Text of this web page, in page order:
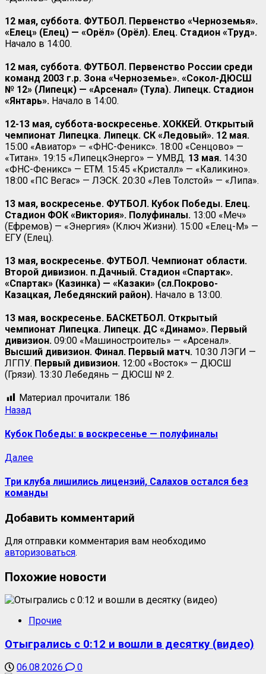
12 мая, суббота. ФУТБОЛ. Первенство «Черноземья».
«Елец» (Елец) — «Орёл» (Орёл). Елец. Стадион «Труд».
Начало в 14:00.
12 мая, суббота. ФУТБОЛ. Первенство России среди
команд 2003 г.р. Зона «Черноземье». «Сокол-ДЮСШ
№ 12» (Липецк) — «Арсенал» (Тула). Липецк. Стадион
«Янтарь». Начало в 14:00.
12-13 мая, суббота-воскресенье. ХОККЕЙ. Открытый
чемпионат Липецка. Липецк. СК «Ледовый». 12 мая.
15:00 «Авиатор» — «ФНС-Феникс». 18:00 «Сенцово» —
«Титан». 19:15 «ЛипецкЭнерго» — УМВД. 13 мая. 14:30
«ФНС-Феникс» — ЕТМ. 15:45 «Кристалл» — «Каликино».
18:00 «ПС Вегас» — ЛЭСК. 20:30 «Лев Толстой» — «Липа».
13 мая, воскресенье. ФУТБОЛ. Кубок Победы. Елец.
Стадион ФОК «Виктория». Полуфиналы. 13:00 «Меч»
(Ефремов) — «Энергия» (Ключ Жизни). 15:00 «Елец-М» —
ЕГУ (Елец).
13 мая, воскресенье. ФУТБОЛ. Чемпионат области.
Второй дивизион. п.Дачный. Стадион «Спартак».
«Спартак» (Казинка) — «Казаки» (сл.Покрово-
Казацкая, Лебедянский район). Начало в 13:00.
13 мая, воскресенье. БАСКЕТБОЛ. Открытый
чемпионат Липецка. Липецк. ДС «Динамо». Первый
дивизион. 09:00 «Машиностроитель» — «Арсенал».
Высший дивизион. Финал. Первый матч. 10:30 ЛЭГИ —
ЛГПУ. Первый дивизион. 12:00 «Восток» — ДЮСШ
(Грязи). 13:30 Лебедянь — ДЮСШ № 2.
Материал прочитали: 186
Назад
Кубок Победы: в воскресенье — полуфиналы
Далее
Три клуба лишились лицензий, Салахов остался без
команды
Добавить комментарий
Для отправки комментария вам необходимо
авторизоваться.
Похожие новости
Прочие
Отыгрались с 0:12 и вошли в десятку (видео)
06.08.2026 0